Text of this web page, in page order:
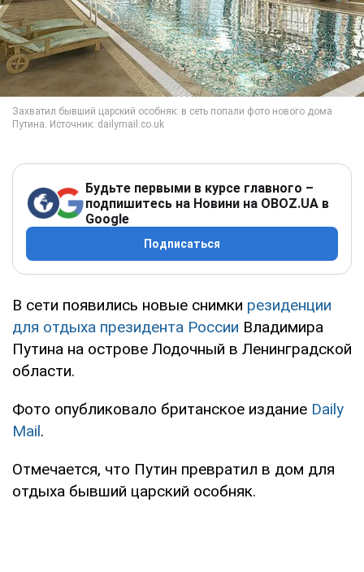
Будьте первыми в курсе главного –
подпишитесь на Новини на OBOZ.UA в
Google
Подписаться
В сети появились новые снимки резиденции
для отдыха президента России Владимира
Путина на острове Лодочный в Ленинградской
области.
Фото опубликовало британское издание Daily
Mail.
Отмечается, что Путин превратил в дом для
отдыха бывший царский особняк.